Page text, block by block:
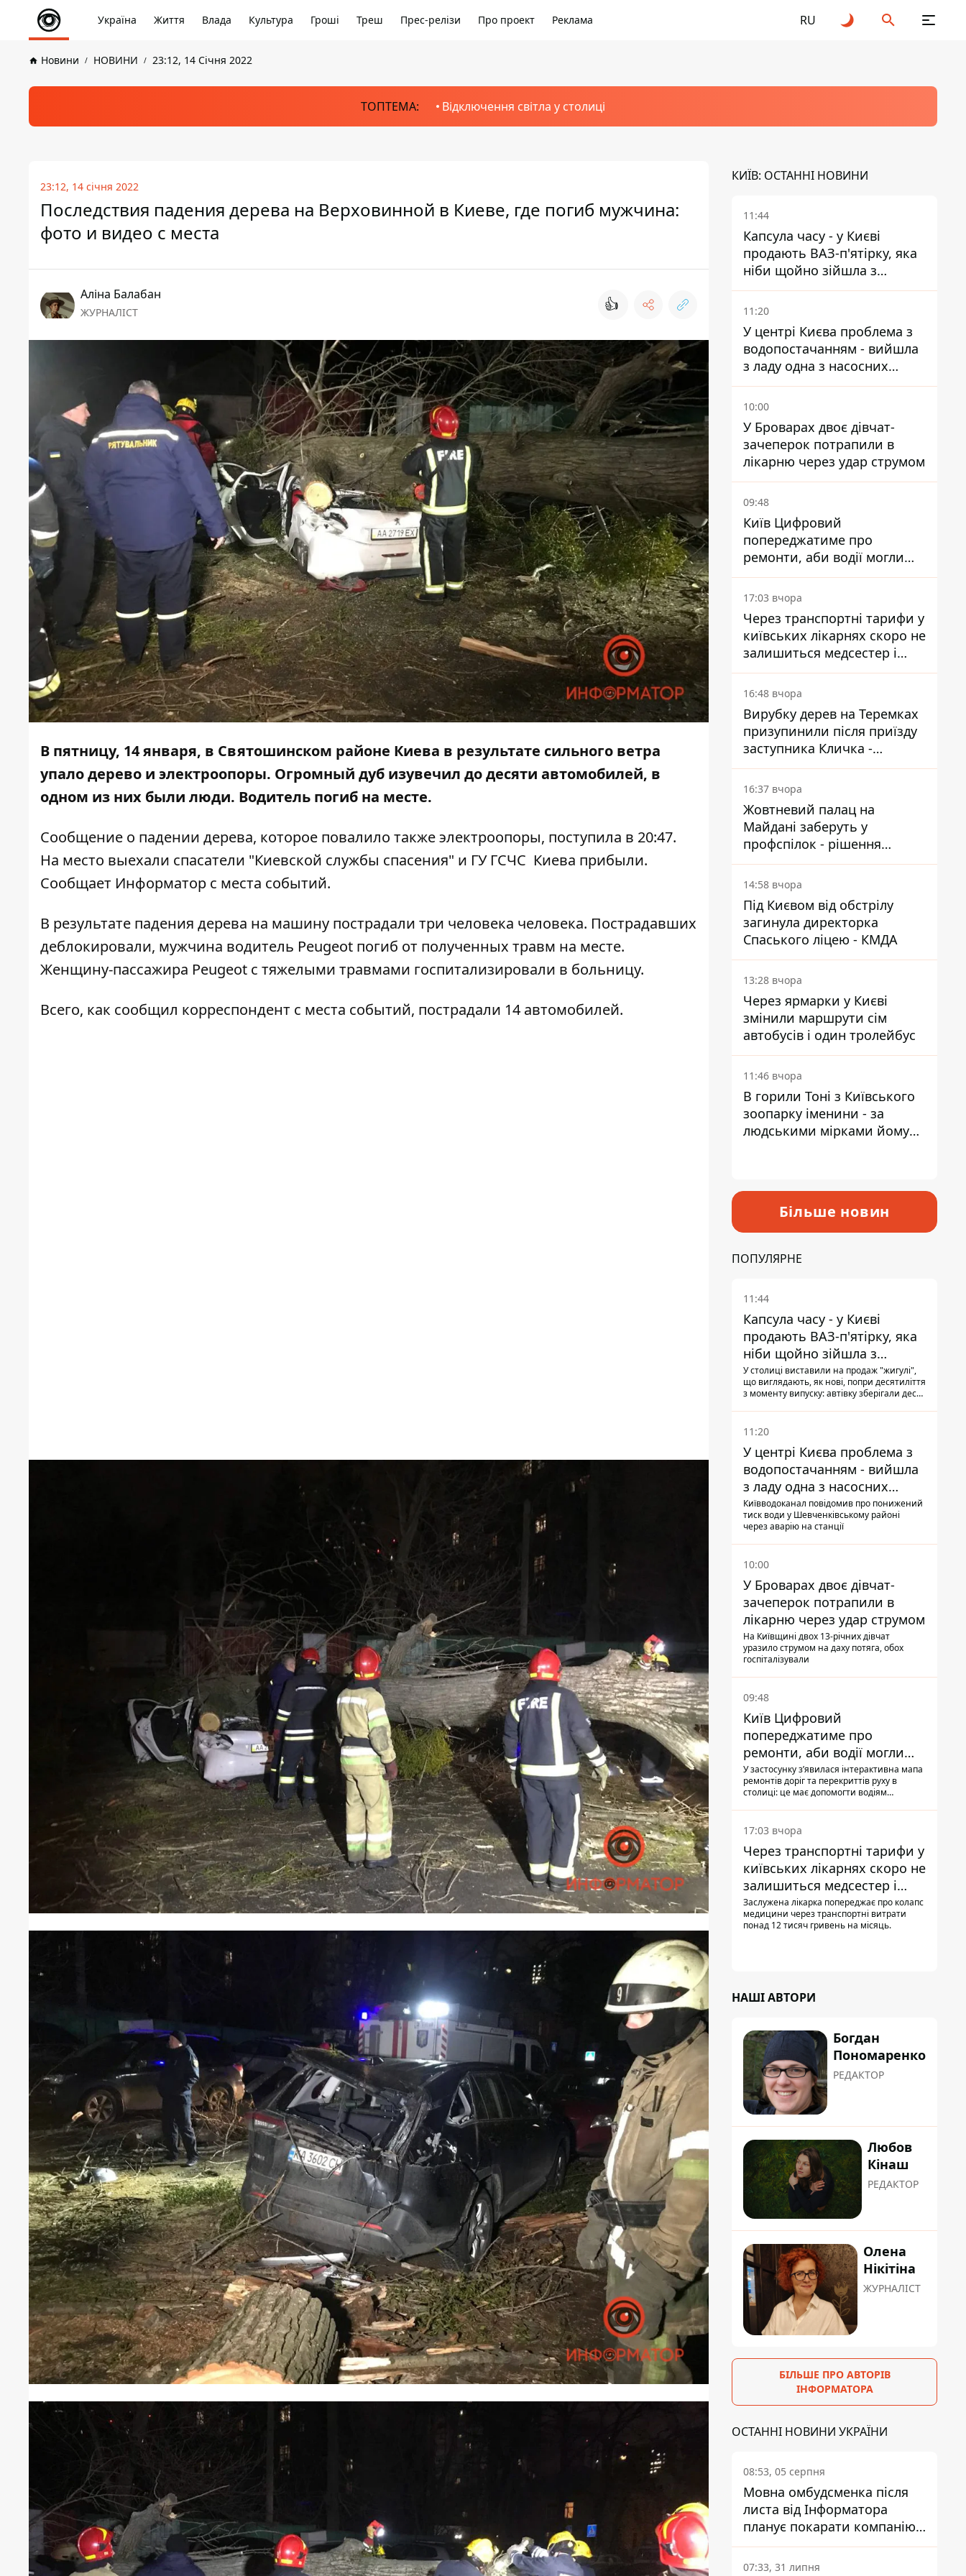
Україна Життя Влада Культура Гроші Треш Прес-релізи Про проект Реклама RU
Новини НОВИНИ 23:12, 14 Січня 2022
ТОПТЕМА: Відключення світла у столиці
23:12, 14 січня 2022
Последствия падения дерева на Верховинной в Киеве, где погиб мужчина:
фото и видео с места
Аліна Балабан
ЖУРНАЛІСТ 👍
В пятницу, 14 января, в Святошинском районе Киева в результате сильного ветра
упало дерево и электроопоры. Огромный дуб изувечил до десяти автомобилей, в
одном из них были люди. Водитель погиб на месте.
Сообщение о падении дерева, которое повалило также электроопоры, поступила в 20:47.
На место выехали спасатели "Киевской службы спасения" и ГУ ГСЧС Киева прибыли.
Сообщает Информатор с места событий.
В результате падения дерева на машину пострадали три человека человека. Пострадавших
деблокировали, мужчина водитель Peugeot погиб от полученных травм на месте.
Женщину-пассажира Peugeot с тяжелыми травмами госпитализировали в больницу.
Всего, как сообщил корреспондент с места событий, пострадали 14 автомобилей.
КИЇВ: ОСТАННІ НОВИНИ
11:44
Капсула часу - у Києві
продають ВАЗ-п'ятірку, яка
ніби щойно зійшла з
конвейєра
11:20
У центрі Києва проблема з
водопостачанням - вийшла
з ладу одна з насосних
станцій
10:00
У Броварах двоє дівчат-
зачеперок потрапили в
лікарню через удар струмом
09:48
Київ Цифровий
попереджатиме про
ремонти, аби водії могли
уникати ділянок із заторами
17:03 вчора
Через транспортні тарифи у
київських лікарнях скоро не
залишиться медсестер і
санітарок - професор
Голубовська
16:48 вчора
Вирубку дерев на Теремках
призупинили після приїзду
заступника Кличка -
почався діалог
16:37 вчора
Жовтневий палац на
Майдані заберуть у
профспілок - рішення
Господарського суду
14:58 вчора
Під Києвом від обстрілу
загинула директорка
Спаського ліцею - КМДА
13:28 вчора
Через ярмарки у Києві
змінили маршрути сім
автобусів і один тролейбус
11:46 вчора
В горили Тоні з Київського
зоопарку іменини - за
людськими мірками йому
Більше новин
ПОПУЛЯРНЕ
11:44
Капсула часу - у Києві
продають ВАЗ-п'ятірку, яка
ніби щойно зійшла з
конвейєра
У столиці виставили на продаж "жигулі",
що виглядають, як нові, попри десятиліття
з моменту випуску: автівку зберігали десь
11:20
У центрі Києва проблема з
водопостачанням - вийшла
з ладу одна з насосних
станцій
Київводоканал повідомив про понижений
тиск води у Шевченківському районі
через аварію на станції
10:00
У Броварах двоє дівчат-
зачеперок потрапили в
лікарню через удар струмом
На Київщині двох 13-річних дівчат
уразило струмом на даху потяга, обох
госпіталізували
09:48
Київ Цифровий
попереджатиме про
ремонти, аби водії могли
уникати ділянок із заторами
У застосунку зʼявилася інтерактивна мапа
ремонтів доріг та перекриттів руху в
столиці: це має допомогти водіям
17:03 вчора
Через транспортні тарифи у
київських лікарнях скоро не
залишиться медсестер і
санітарок - професор
Голубовська
Заслужена лікарка попереджає про колапс
медицини через транспортні витрати
понад 12 тисяч гривень на місяць.
НАШІ АВТОРИ
Богдан
Пономаренко
РЕДАКТОР
Любов
Кінаш
РЕДАКТОР
Олена
Нікітіна
ЖУРНАЛІСТ
БІЛЬШЕ ПРО АВТОРІВ
ІНФОРМАТОРА
ОСТАННІ НОВИНИ УКРАЇНИ
08:53, 05 серпня
Мовна омбудсменка після
листа від Інформатора
планує покарати компанію-
підрядника ПриватБанку
07:33, 31 липня